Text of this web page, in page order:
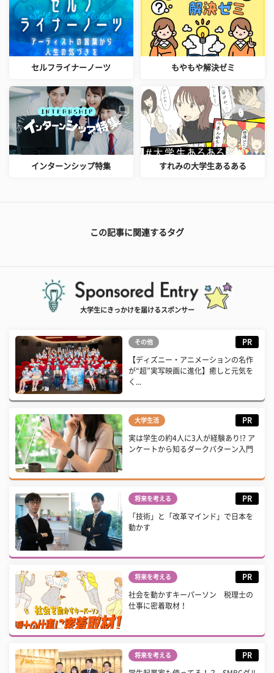
セルフライナーノーツ もやもや解決ゼミ
インターンシップ特集 すれみの大学生あるある
この記事に関連するタグ
大学生にきっかけを届けるスポンサー
その他 PR
【ディズニー・アニメーションの名作
が“超”実写映画に進化】癒しと元気を
く...
大学生活 PR
実は学生の約4人に3人が経験あり!? ア
ンケートから知るダークパターン入門
将来を考える PR
「技術」と「改革マインド」で日本を
動かす
将来を考える PR
社会を動かすキーパーソン 税理士の
仕事に密着取材！
将来を考える PR